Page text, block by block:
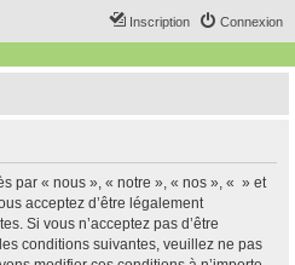
Connexion
Inscription
par « nous », « notre », « nos », « » et
acceptez d’être légalement
Si vous n’acceptez pas d’être
conditions suivantes, veuillez ne pas